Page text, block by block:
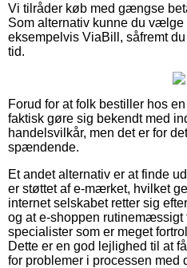
Vi tilråder køb med gængse
Som alternativ kunne du
eksempelvis ViaBill, såfremt
tid.
Forud for at folk bestiller hos
faktisk gøre sig bekendt med
handelsvilkår, men det er for
spændende.
Et andet alternativ er at finde
er støttet af e-mærket, hvilket
internet selskabet retter sig
og at e-shoppen rutinemæssigt
specialister som er meget
Dette er en god lejlighed til at
for problemer i processen med